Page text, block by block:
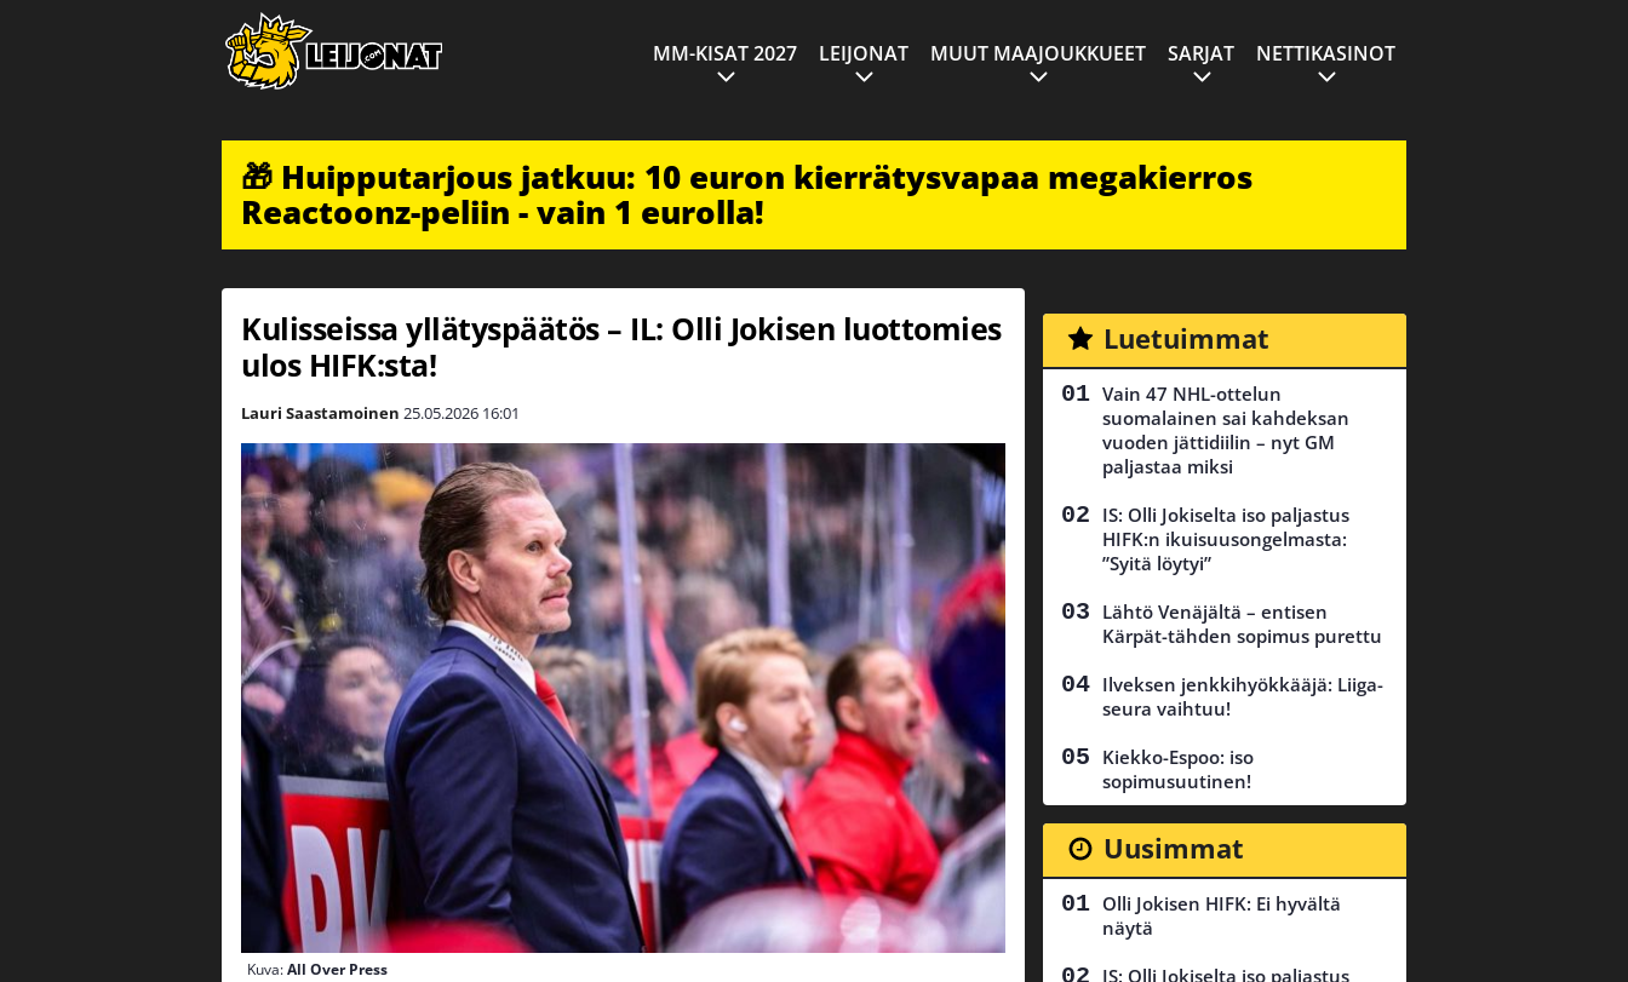
MM-KISAT 2027 LEIJONAT MUUT MAAJOUKKUEET SARJAT NETTIKASINOT
🎁 Huipputarjous jatkuu: 10 euron kierrätysvapaa megakierros
Reactoonz-peliin - vain 1 eurolla!
Kulisseissa yllätyspäätös – IL: Olli Jokisen luottomies
ulos HIFK:sta!
Lauri Saastamoinen 25.05.2026 16:01
Kuva:All Over Press
Luetuimmat
Vain 47 NHL-ottelun
suomalainen sai kahdeksan
vuoden jättidiilin – nyt GM
paljastaa miksi
IS: Olli Jokiselta iso paljastus
HIFK:n ikuisuusongelmasta:
”Syitä löytyi”
Lähtö Venäjältä – entisen
Kärpät-tähden sopimus purettu
Ilveksen jenkkihyökkääjä: Liiga-
seura vaihtuu!
Kiekko-Espoo: iso
sopimusuutinen!
Uusimmat
Olli Jokisen HIFK: Ei hyvältä
näytä
IS: Olli Jokiselta iso paljastus